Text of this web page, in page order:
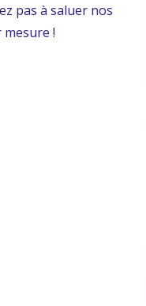
pas à saluer nos
!